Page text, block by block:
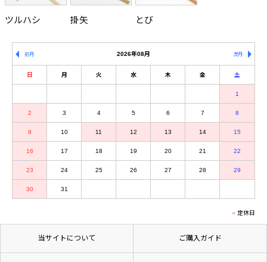
ツルハシ 掛矢 とび
2026年08月
前月 次月
日 月 火 水 木 金 土
1
2 3 4 5 6 7 8
9 10 11 12 13 14 15
16 17 18 19 20 21 22
23 24 25 26 27 28 29
30 31
定休日
当サイトについて ご購入ガイド